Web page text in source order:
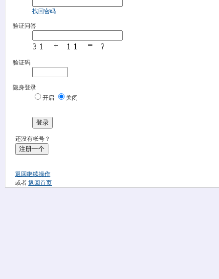
找回密码
验证问答
验证码
隐身登录
开启
关闭
登录
还没有帐号？
注册一个
返回继续操作
或者 返回首页